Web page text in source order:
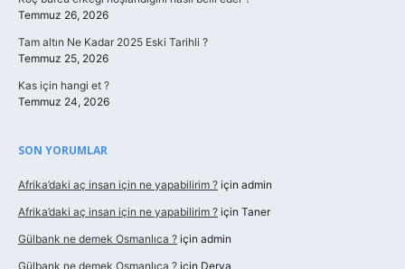
Temmuz 26, 2026
Tam altın Ne Kadar 2025 Eski Tarihli ?
Temmuz 25, 2026
Kas için hangi et ?
Temmuz 24, 2026
SON YORUMLAR
Afrika’daki aç insan için ne yapabilirim ? için admin
Afrika’daki aç insan için ne yapabilirim ? için Taner
Gülbank ne demek Osmanlıca ? için admin
Gülbank ne demek Osmanlıca ? için Derya